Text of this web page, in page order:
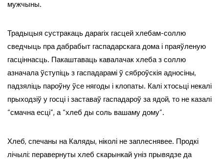
мужчыны.
Традыцыя сустракаць дарагіх гасцей хлебам-соллю
сведчыць пра дабрабыт гаспадарскага дома і праяўленую
гасціннасць. Пакаштаваць кавалачак хлеба з соллю
азначала ўступіць з гаспадарамі ў сяброўскія адносіны,
падзяліць пароўну ўсе нягоды і клопаты. Калі хтосьці некалі
прыходзіў у госці і заставаў гаспадароў за ядой, то не казалі
“смачна есці”, а “хлеб ды соль вашаму дому”.
Хлеб, спечаны на Каляды, ніколі не заплеснявее. Продкі
лічылі: перавернуты хлеб скарынкай уніз прывядзе да